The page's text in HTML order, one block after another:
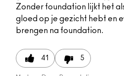
Zonder foundation lijkt het
gloed op je gezicht hebt en
brengen na foundation.
41 5